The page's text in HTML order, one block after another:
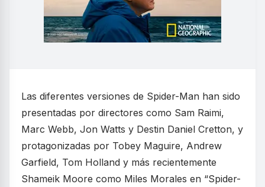
Las diferentes versiones de Spider-Man han sido
presentadas por directores como Sam Raimi,
Marc Webb, Jon Watts y Destin Daniel Cretton, y
protagonizadas por Tobey Maguire, Andrew
Garfield, Tom Holland y más recientemente
Shameik Moore como Miles Morales en “Spider-